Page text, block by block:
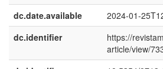
dc.date.available
2024-01-
dc.identifier
https://
article/view/